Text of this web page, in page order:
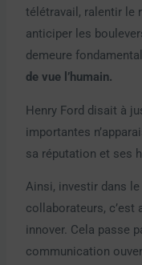
télétravail, ralentir le
anticiper les
demeure
de vue l’humain.
Henry Ford disait à
importantes
sa réputation et ses
Ainsi, investir dans
collaborateurs, c’est
innover. Cela passe
communication